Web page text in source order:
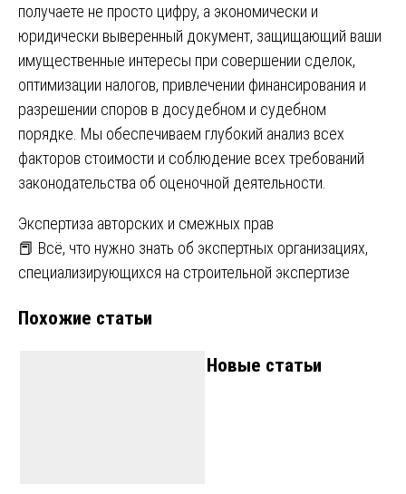
получаете не просто цифру, а экономически и
юридически выверенный документ, защищающий ваши
имущественные интересы при совершении сделок,
оптимизации налогов, привлечении финансирования и
разрешении споров в досудебном и судебном
порядке. Мы обеспечиваем глубокий анализ всех
факторов стоимости и соблюдение всех требований
законодательства об оценочной деятельности.
Навигация
по
Экспертиза авторских и смежных прав
📕 Всё, что нужно знать об экспертных организациях,
специализирующихся на строительной экспертизе
Похожие статьи
Новые статьи